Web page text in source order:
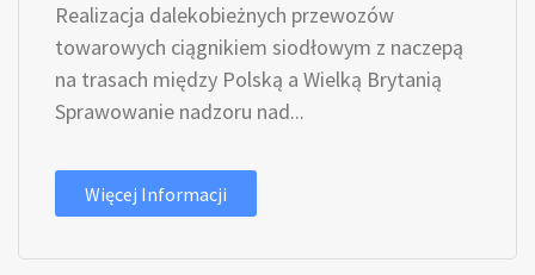
Realizacja dalekobieżnych przewozów
towarowych ciągnikiem siodłowym z naczepą
na trasach między Polską a Wielką Brytanią
Sprawowanie nadzoru nad...
Więcej Informacji